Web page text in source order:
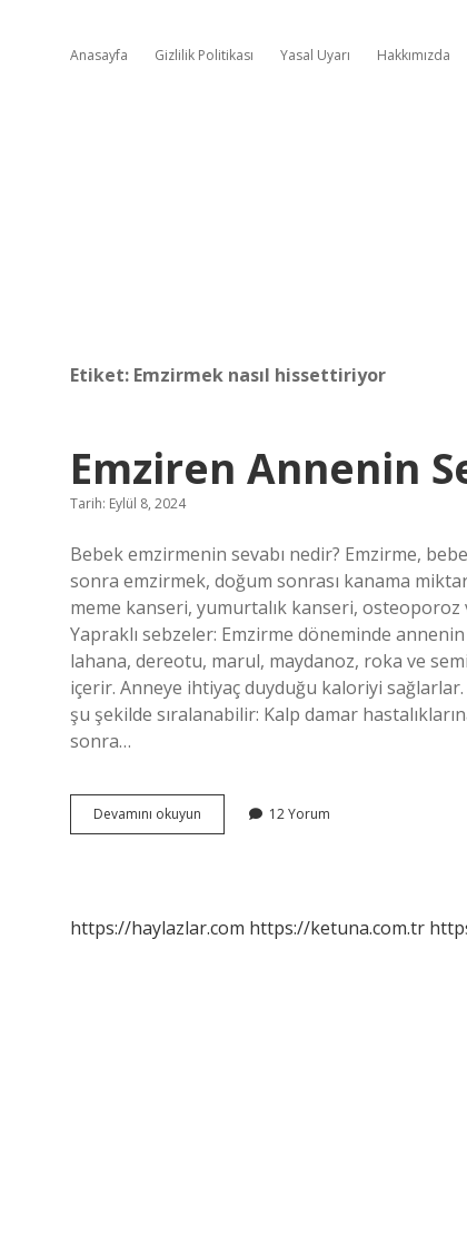
Anasayfa Gizlilik Politikası Yasal Uyarı Hakkımızda
Etiket: Emzirmek nasıl hissettiriyor
Emziren Annenin
Tarih: Eylül 8, 2024
Bebek emzirmenin sevabı nedir? Emzirme,
sonra emzirmek, doğum sonrası kanama
meme kanseri, yumurtalık kanseri,
Yapraklı sebzeler: Emzirme döneminde
lahana, dereotu, marul, maydanoz, roka ve
içerir. Anneye ihtiyaç duyduğu kaloriyi
şu şekilde sıralanabilir: Kalp damar
sonra…
Devamını okuyun Emziren
Annenin
12 Yorum
https://haylazlar.com https://ketuna.com.tr